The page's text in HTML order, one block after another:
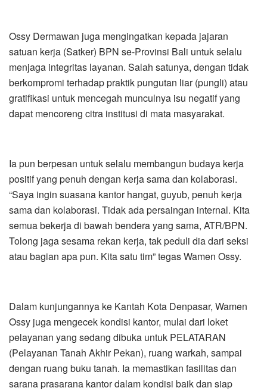
Ossy Dermawan juga mengingatkan kepada jajaran
satuan kerja (Satker) BPN se-Provinsi Bali untuk selalu
menjaga integritas layanan. Salah satunya, dengan tidak
berkompromi terhadap praktik pungutan liar (pungli) atau
gratifikasi untuk mencegah munculnya isu negatif yang
dapat mencoreng citra institusi di mata masyarakat.
Ia pun berpesan untuk selalu membangun budaya kerja
positif yang penuh dengan kerja sama dan kolaborasi.
“Saya ingin suasana kantor hangat, guyub, penuh kerja
sama dan kolaborasi. Tidak ada persaingan internal. Kita
semua bekerja di bawah bendera yang sama, ATR/BPN.
Tolong jaga sesama rekan kerja, tak peduli dia dari seksi
atau bagian apa pun. Kita satu tim” tegas Wamen Ossy.
Dalam kunjungannya ke Kantah Kota Denpasar, Wamen
Ossy juga mengecek kondisi kantor, mulai dari loket
pelayanan yang sedang dibuka untuk PELATARAN
(Pelayanan Tanah Akhir Pekan), ruang warkah, sampai
dengan ruang buku tanah. Ia memastikan fasilitas dan
sarana prasarana kantor dalam kondisi baik dan siap